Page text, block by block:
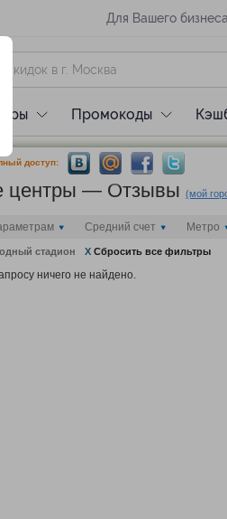
Для Вашего бизнеса
Туры Промокоды
доступ:
центры — Отзывы (мой
Средний счет Метро
стадион X Сбросить все фильтры
ничего не найдено.